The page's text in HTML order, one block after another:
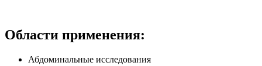
Области применения:
Абдоминальные исследования